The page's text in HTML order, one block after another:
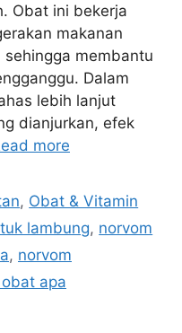
Obat ini bekerja
makanan
membantu
Dalam
lebih lanjut
dianjurkan, efek
more
, Obat & Vitamin
lambung, norvom
, norvom
apa